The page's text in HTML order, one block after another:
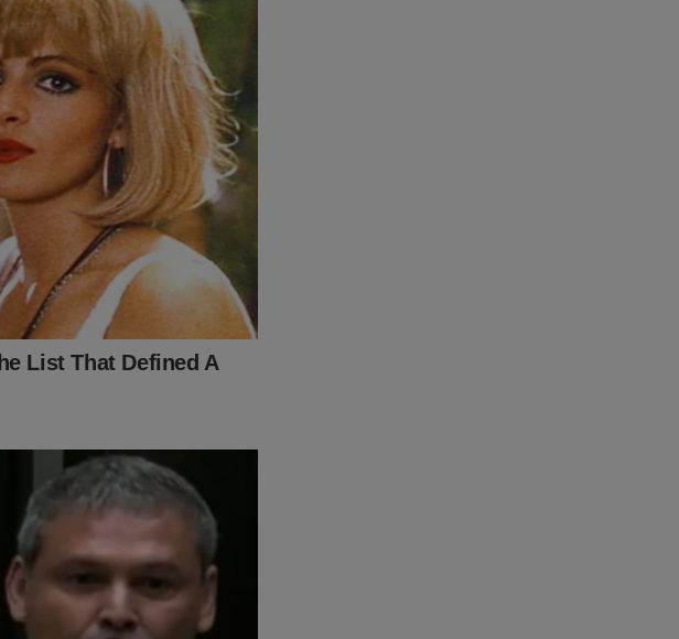
parceiros comerciais. Para
o que lhe dará o direito de
exclusivo ao conteúdo da
revelados. Para assinar, clique